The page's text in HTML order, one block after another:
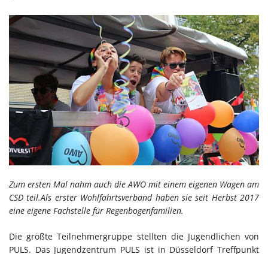
Zum ersten Mal nahm auch die AWO mit einem eigenen Wagen am
CSD teil.Als erster Wohlfahrtsverband haben sie seit Herbst 2017
eine eigene Fachstelle für Regenbogenfamilien.
Die größte Teilnehmergruppe stellten die Jugendlichen von
PULS. Das Jugendzentrum PULS ist in Düsseldorf Treffpunkt